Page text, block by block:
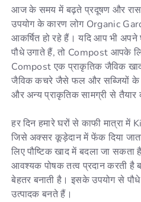
आज के समय में बढ़ते प्रदूषण और
उपयोग के कारण लोग Organic
आकर्षित हो रहे हैं। यदि आप भी
पौधे उगाते हैं, तो Compost आपके
Compost एक प्राकृतिक जैविक
जैविक कचरे जैसे फल और सब्जियों के
और अन्य प्राकृतिक सामग्री से तैयार
हर दिन हमारे घरों से काफी मात्रा
जिसे अक्सर कूड़ेदान में फेंक दिया
लिए पौष्टिक खाद में बदला जा
आवश्यक पोषक तत्व प्रदान करती है
बेहतर बनाती है। इसके उपयोग से
उत्पादक बनते हैं।